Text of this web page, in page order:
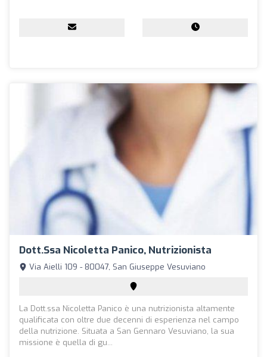
Dott.ssa Nicoletta Panico, Nutrizionista
Via Aielli 109 - 80047, San Giuseppe Vesuviano
La Dott.ssa Nicoletta Panico è una nutrizionista altamente
qualificata con oltre due decenni di esperienza nel campo
della nutrizione. Situata a San Gennaro Vesuviano, la sua
missione è quella di gu...